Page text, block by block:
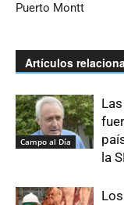
Puerto Montt
Artículos
Campo al Día
la